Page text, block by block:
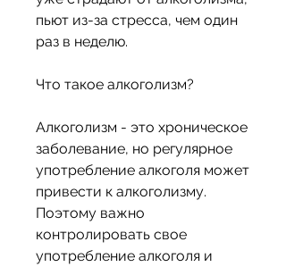
пьют из-за стресса, чем один
раз в неделю.
Что такое алкоголизм?
Алкоголизм - это хроническое
заболевание, но регулярное
употребление алкоголя может
привести к алкоголизму.
Поэтому важно
контролировать свое
употребление алкоголя и